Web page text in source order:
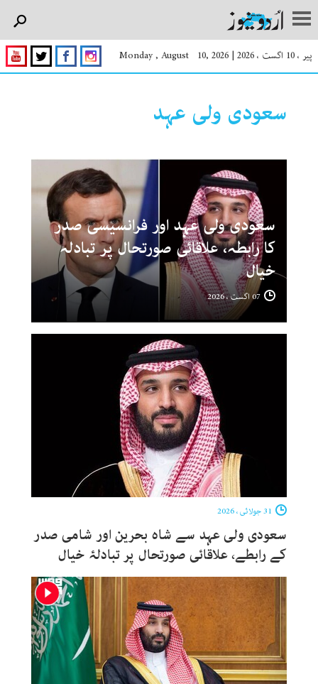
پیر ، 10 اگست ، 2026 |
Monday , August 10, 2026
سعودی ولی عہد
سعودی ولی عہد اور فرانسیسی صدر
کا رابطہ، علاقائی صورتحال پر تبادلہ
خیال
سعودی ولی عہد سے شاہ بحرین اور شامی صدر
کے رابطے، علاقائی صورتحال پر تبادلۂ خیال